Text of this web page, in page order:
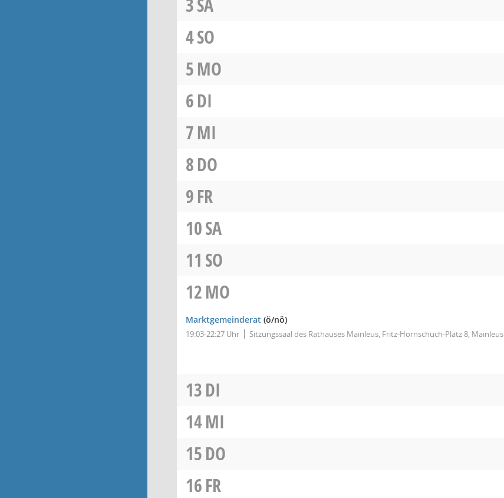
3SA
4SO
5MO
6DI
7MI
8DO
9FR
10SA
11 SO
12MO
Marktgemeinderat (ö/nö)
19:03-22:27 Uhr Sitzungssaal des Rathauses Mainleus, Fritz-Hornschuch-Platz 8, Mainleus
13DI
14MI
15DO
16FR